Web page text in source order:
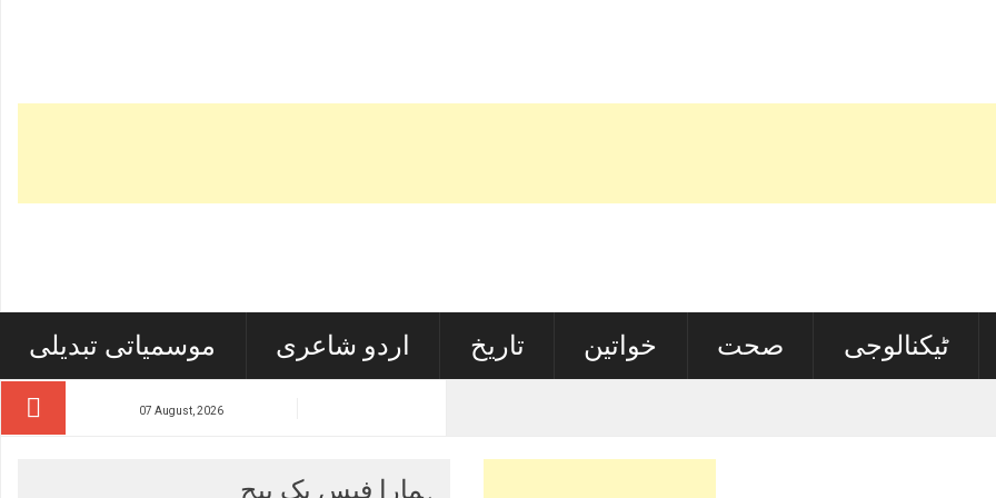
ٹیکنالوجی صحت خواتین تاریخ اردو شاعری موسمیاتی تبدیلی
07 August, 2026
کا شکار کیسے ہو رہے ہیں
ہمارا فیس بک پیج